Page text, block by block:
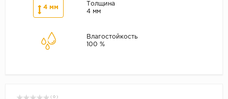
4 мм
Толщина
4 мм
Влагостойкость
100 %
( 0 )